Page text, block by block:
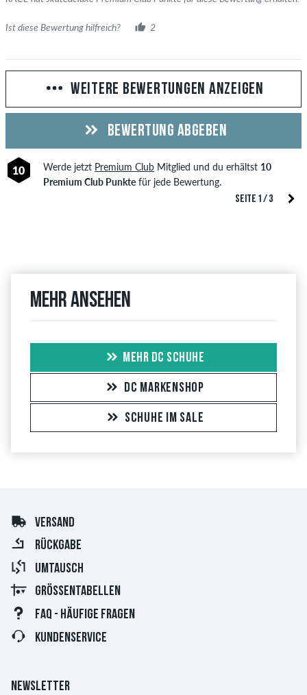
Ist diese Bewertung hilfreich? 2
SEITE 1 / 3
WEITERE BEWERTUNGEN ANZEIGEN
BEWERTUNG ABGEBEN
10 Werde jetzt Premium ClubMitglied und du erhältst 10
Premium Club Punktefür jede Bewertung.
Mehr ansehen
MEHR DC SCHUHE
DC MARKENSHOP
SCHUHE IM SALE
VERSAND
RÜCKGABE
UMTAUSCH
GRÖSSENTABELLEN
FAQ - HÄUFIGE FRAGEN
KUNDENSERVICE
NEWSLETTER